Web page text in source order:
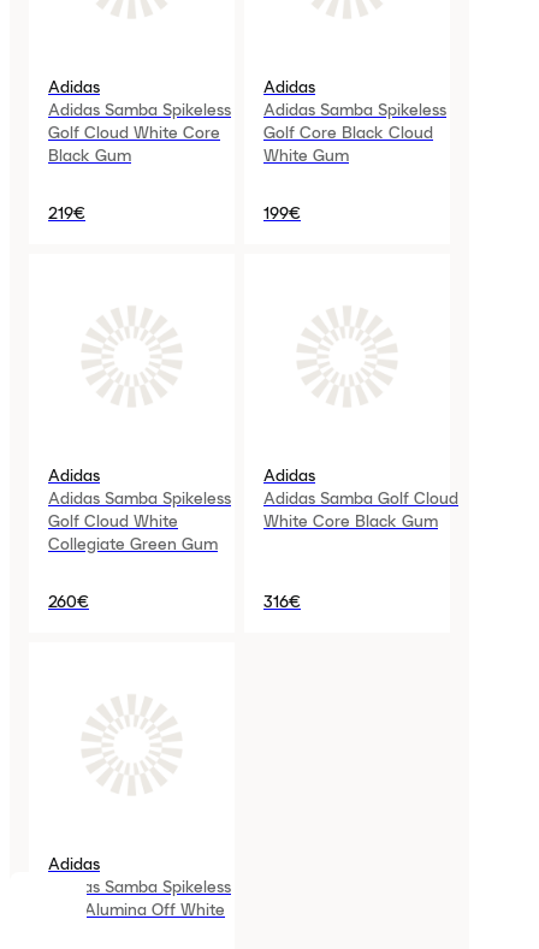
Adidas
Adidas Samba Spikeless
Golf Cloud White Core
Black Gum
219€
Adidas
Adidas Samba Spikeless
Golf Core Black Cloud
White Gum
199€
Adidas
Adidas Samba Spikeless
Golf Cloud White
Collegiate Green Gum
260€
Adidas
Adidas Samba Golf Cloud
White Core Black Gum
316€
Adidas
Adidas Samba Spikeless
Golf Alumina Off White
COOKIES